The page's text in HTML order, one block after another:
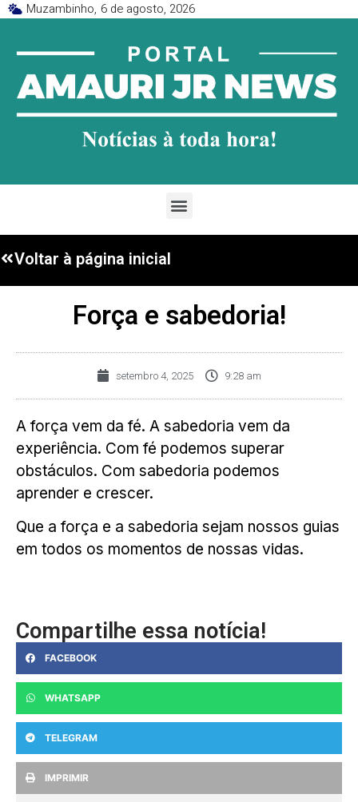
Muzambinho, 6 de agosto, 2026
Voltar à página inicial
Força e sabedoria!
setembro 4, 2025 9:28 am
A força vem da fé. A sabedoria vem da
experiência. Com fé podemos superar
obstáculos. Com sabedoria podemos
aprender e crescer.
Que a força e a sabedoria sejam nossos guias
em todos os momentos de nossas vidas.
Compartilhe essa notícia!
FACEBOOK
WHATSAPP
TELEGRAM
IMPRIMIR